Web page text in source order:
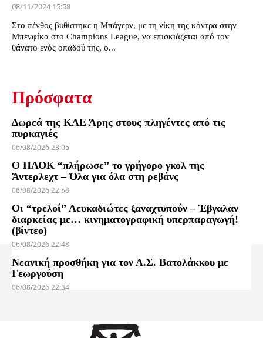
08/11/2024 15:58
Στο πένθος βυθίστηκε η Μπάγερν, με τη νίκη της κόντρα στην
Μπενφίκα στο Champions League, να επισκιάζεται από τον
θάνατο ενός οπαδού της, ο...
Πρόσφατα
Δωρεά της ΚΑΕ Άρης στους πληγέντες από τις
πυρκαγιές
06/08/2026 23:05
Ο ΠΑΟΚ “πλήρωσε” το γρήγορο γκολ της
Άντερλεχτ – Όλα για όλα στη ρεβάνς
06/08/2026 22:58
Οι “τρελοί” Λευκαδιώτες ξαναχτυπούν – Έβγαλαν
διαρκείας με… κινηματογραφική υπερπαραγωγή!
(βίντεο)
06/08/2026 22:48
Νεανική προσθήκη για τον Α.Σ. Βατολάκκου με
Γεωργούση
06/08/2026 22:34